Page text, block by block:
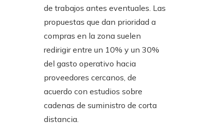
de trabajos antes eventuales. Las
propuestas que dan prioridad a
compras en la zona suelen
redirigir entre un 10% y un 30%
del gasto operativo hacia
proveedores cercanos, de
acuerdo con estudios sobre
cadenas de suministro de corta
distancia.